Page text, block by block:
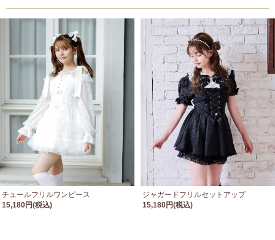
チュールフリルワンピース
15,180円(税込)
ジャガードフリルセットアップ
15,180円(税込)